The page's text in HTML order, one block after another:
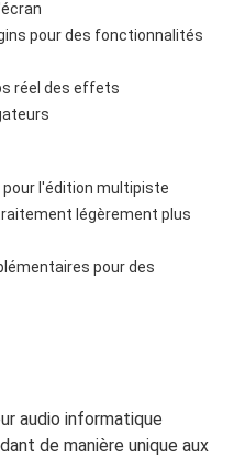
pour des fonctionnalités
réel des effets
pour l'édition multipiste
légèrement plus
pour des
audio informatique
de manière unique aux